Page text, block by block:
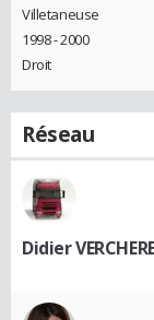
Villetaneuse
1998 - 2000
Droit
Réseau
Didier